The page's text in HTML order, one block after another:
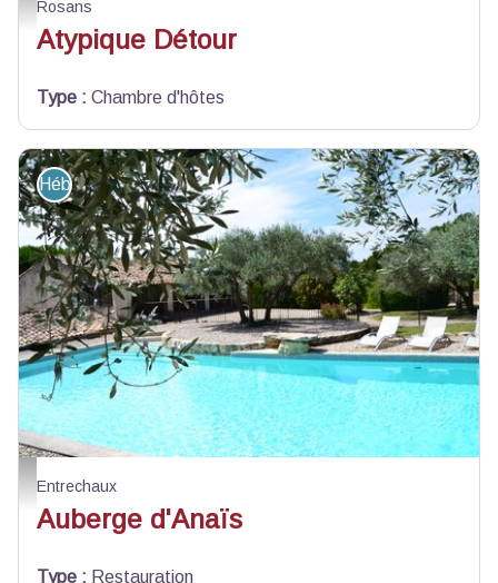
Rosans
Atypique Détour
Type : Chambre d'hôtes
Auberge d'Anais - Anais Blanc
Hébergement - Restauration
Entrechaux
Auberge d'Anaïs
Type : Restauration